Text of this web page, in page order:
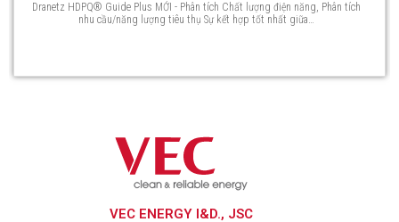
Dranetz HDPQ® Guide Plus MỚI - Phân tích Chất lượng điện năng, Phân tích
nhu cầu/năng lượng tiêu thụ Sự kết hợp tốt nhất giữa…
VEC ENERGY I&D., JSC